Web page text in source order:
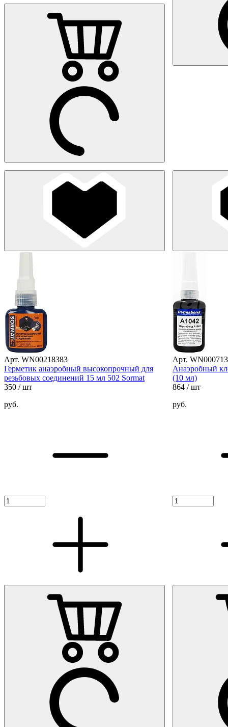
Арт. WN00218383
Герметик анаэробный высокопрочный для
резьбовых соединений 15 мл 502 Sormat
350 / шт
руб.
Арт.
Анаэробный
(10 мл)
864 / шт
руб.